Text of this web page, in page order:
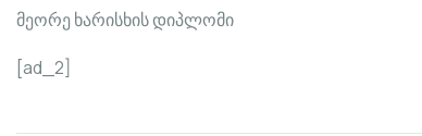
მეორე ხარისხის დიპლომი
[ad_2]